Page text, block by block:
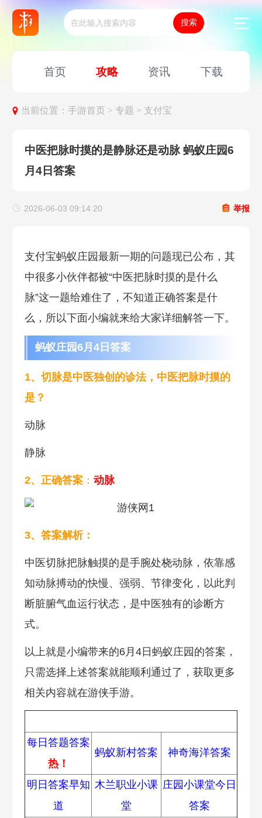
首页 攻略 资讯 下载
当前位置：手游首页 >专题 > 支付宝
中医把脉时摸的是静脉还是动脉 蚂蚁庄园6
月4日答案
2026-06-03 09:14:20 举报
支付宝蚂蚁庄园最新一期的问题现已公布，其
中很多小伙伴都被“中医把脉时摸的是什么
脉”这一题给难住了，不知道正确答案是什
么，所以下面小编就来给大家详细解答一下。
蚂蚁庄园6月4日答案
1、切脉是中医独创的诊法，中医把脉时摸的
是？
动脉
静脉
2、正确答案： 动脉
3、答案解析：
中医切脉把脉触摸的是手腕处桡动脉，依靠感
知动脉搏动的快慢、强弱、节律变化，以此判
断脏腑气血运行状态，是中医独有的诊断方
式。
以上就是小编带来的6月4日蚂蚁庄园的答案，
只需选择上述答案就能顺利通过了，获取更多
相关内容就在游侠手游。
每日答题答案
热！
蚂蚁新村答案 神奇海洋答案
明日答案早知
道
木兰职业小课
堂
庄园小课堂今日
答案